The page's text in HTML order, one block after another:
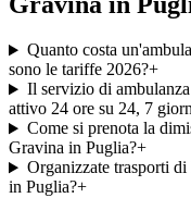
Quanto costa
sono le tariffe 2026?+
Il servizio di
attivo 24 ore su 24, 7
Come si prenota la
Gravina in Puglia?+
Organizzate trasporti
in Puglia?+